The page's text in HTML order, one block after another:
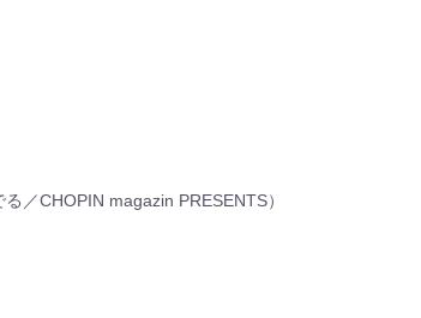
／CHOPIN magazin PRESENTS）